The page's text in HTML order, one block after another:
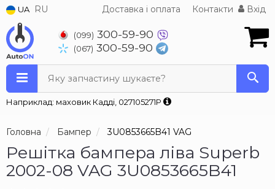
UA RU Доставка і оплата Контакти Вхід
(099) 300-59-90
(067) 300-59-90
Яку запчастину шукаєте?
Наприклад: маховик Кадді, 027105271P
Головна Бампер 3U0853665B41 VAG
Решітка бампера ліва Superb
2002-08 VAG 3U0853665B41